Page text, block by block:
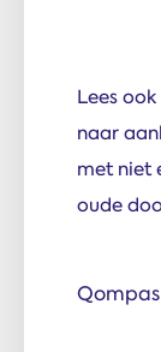
Lees
naar
met niet
oude
Qompas